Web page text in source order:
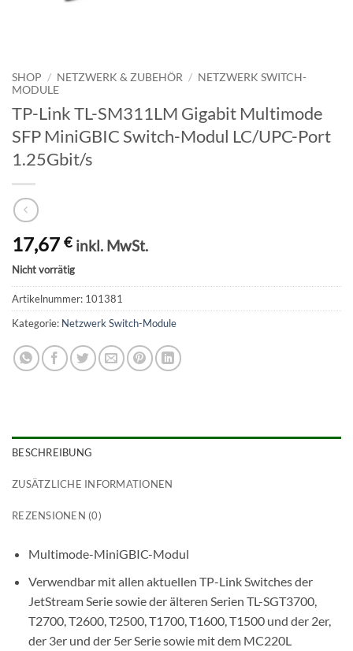
SHOP / NETZWERK & ZUBEHÖR / NETZWERK SWITCH-
MODULE
TP-Link TL-SM311LM Gigabit Multimode
SFP MiniGBIC Switch-Modul LC/UPC-Port
1.25Gbit/s
17,67 € inkl. MwSt.
Nicht vorrätig
Artikelnummer: 101381
Kategorie: Netzwerk Switch-Module
BESCHREIBUNG
ZUSÄTZLICHE INFORMATIONEN
REZENSIONEN (0)
Multimode-MiniGBIC-Modul
Verwendbar mit allen aktuellen TP-Link Switches der
JetStream Serie sowie der älteren Serien TL-SGT3700,
T2700, T2600, T2500, T1700, T1600, T1500 und der 2er,
der 3er und der 5er Serie sowie mit dem MC220L